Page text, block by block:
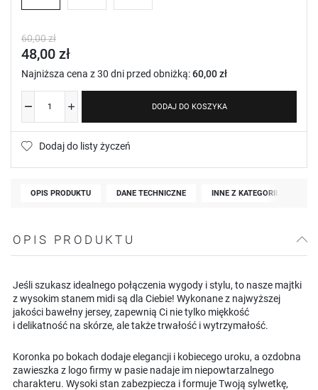
60,00 zł
48,00 zł
Najniższa cena z 30 dni przed obniżką:60,00 zł
DODAJ DO KOSZYKA
Dodaj do listy życzeń
OPIS PRODUKTU DANE TECHNICZNE INNE Z KATEGORII
OPIS PRODUKTU
Jeśli szukasz idealnego połączenia wygody i stylu, to nasze majtki
z wysokim stanem midi są dla Ciebie! Wykonane z najwyższej
jakości bawełny jersey, zapewnią Ci nie tylko miękkość
i delikatność na skórze, ale także trwałość i wytrzymałość.
Koronka po bokach dodaje elegancji i kobiecego uroku, a ozdobna
zawieszka z logo firmy w pasie nadaje im niepowtarzalnego
charakteru. Wysoki stan zabezpiecza i formuje Twoją sylwetkę,